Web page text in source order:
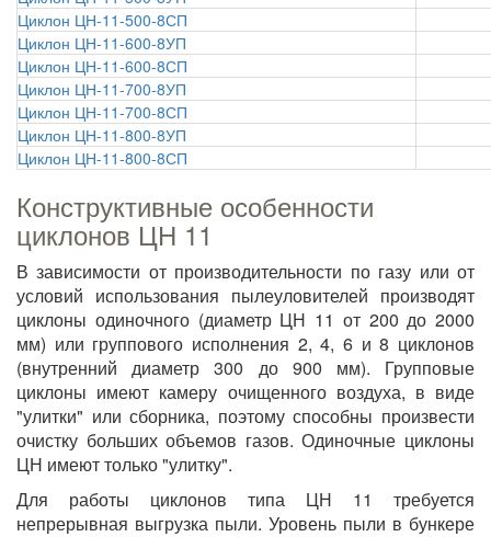
Циклон ЦН-11-500-8СП
Циклон ЦН-11-600-8УП
Циклон ЦН-11-600-8СП
Циклон ЦН-11-700-8УП
Циклон ЦН-11-700-8СП
Циклон ЦН-11-800-8УП
Циклон ЦН-11-800-8СП
Конструктивные особенности
циклонов ЦН 11
В зависимости от производительности по газу или от
условий использования пылеуловителей производят
циклоны одиночного (диаметр ЦН 11 от 200 до 2000
мм) или группового исполнения 2, 4, 6 и 8 циклонов
(внутренний диаметр 300 до 900 мм). Групповые
циклоны имеют камеру очищенного воздуха, в виде
"улитки" или сборника, поэтому способны произвести
очистку больших объемов газов. Одиночные циклоны
ЦН имеют только "улитку".
Для работы циклонов типа ЦН 11 требуется
непрерывная выгрузка пыли. Уровень пыли в бункере